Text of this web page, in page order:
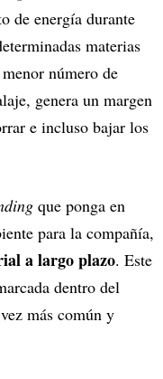
de energía durante
materias
número de
genera un margen
e incluso bajar los
que ponga en
para la compañía,
a largo plazo. Este
dentro del
más común y